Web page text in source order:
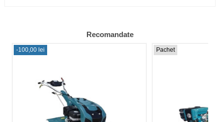
Recomandate
-100,00 lei Pachet